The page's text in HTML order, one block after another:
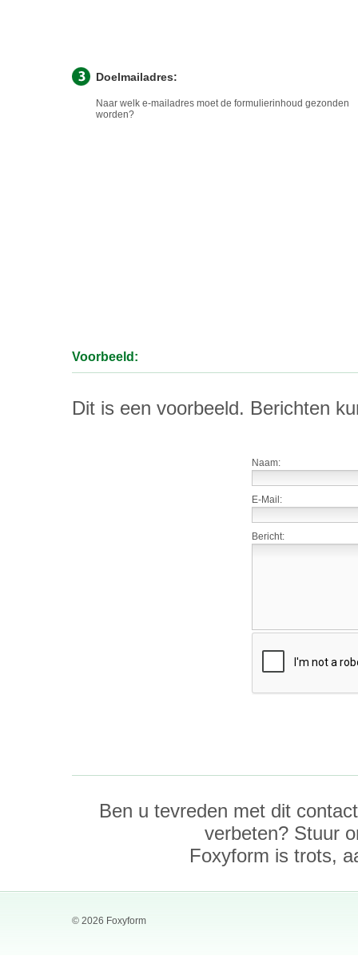
Doelmailadres:
Naar welk e-mailadres moet de formulierinhoud gezonden
worden?
Voorbeeld:
Dit is een voorbeeld. Berichten
Naam:
E-Mail:
Bericht:
Ben u tevreden met dit
verbeten? Stuur
Foxyform is trots,
© 2026 Foxyform